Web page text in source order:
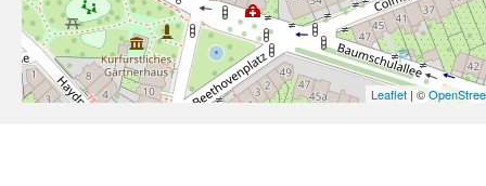
Leaflet | ©